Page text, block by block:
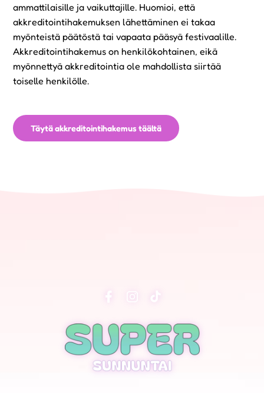
ammattilaisille ja vaikuttajille. Huomioi, että
akkreditointihakemuksen lähettäminen ei takaa
myönteistä päätöstä tai vapaata pääsyä festivaalille.
Akkreditointihakemus on henkilökohtainen, eikä
myönnettyä akkreditointia ole mahdollista siirtää
toiselle henkilölle.
Täytä akkreditointihakemus täältä